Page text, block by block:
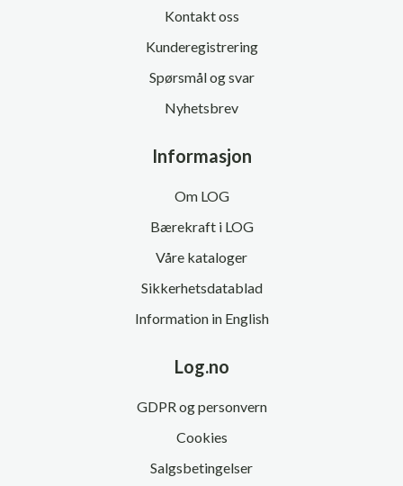
Kontakt oss
Kunderegistrering
Spørsmål og svar
Nyhetsbrev
Informasjon
Om LOG
Bærekraft i LOG
Våre kataloger
Sikkerhetsdatablad
Information in English
Log.no
GDPR og personvern
Cookies
Salgsbetingelser